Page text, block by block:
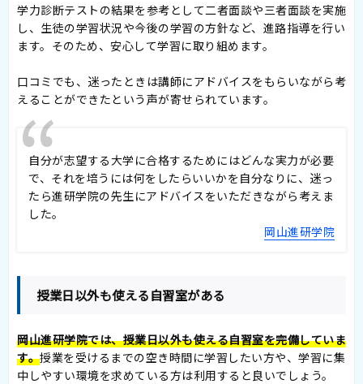
学力診断テストの結果を参考として二者面談や三者面談を実施
し、生徒の学習状況や今後の学習の方針など、進路指導を行い
ます。そのため、安心して学習に取り組めます。
口コミでも、迷ったときは講師にアドバイスをもらいながら考
えることができたという声が寄せられています。
自分が志望する大学に合格するためにはどんな実力が必要
で、それを培うには何をしたらいいかを自分なりに、迷っ
たら進研学院の先生にアドバイスをいただきながら考えま
した。
岡山進研学院
授業日以外も使える自習室がある
岡山進研学院では、授業日以外も使える自習室を完備していま
す。授業を受けるまでの空き時間に学習したい方や、学習に集
中しやすい環境を求めている方は利用すると良いでしょう。